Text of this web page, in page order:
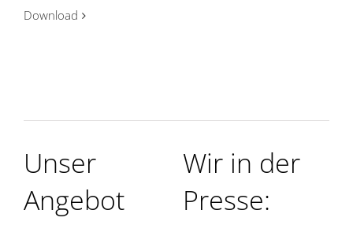
Download
Unser
Angebot
Wir in der
Presse: